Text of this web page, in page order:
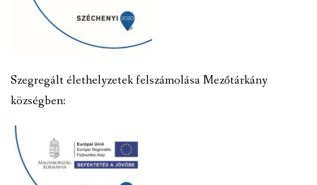
Szegregált élethelyzetek felszámolása Mezőtárkány
községben: